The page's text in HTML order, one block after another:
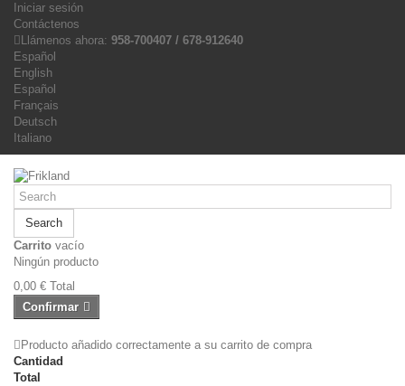
Iniciar sesión
Contáctenos
Llámenos ahora: 958-700407 / 678-912640
Español
English
Español
Français
Deutsch
Italiano
Search
Carrito vacío
Ningún producto
0,00 € Total
Confirmar
Producto añadido correctamente a su carrito de compra
Cantidad
Total